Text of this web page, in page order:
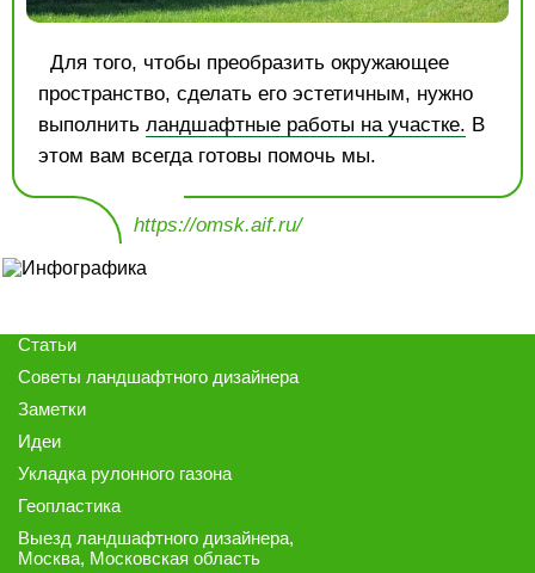
Для того, чтобы преобразить окружающее
пространство, сделать его эстетичным, нужно
выполнить ландшафтные работы на участке. В
этом вам всегда готовы помочь мы.
https://omsk.aif.ru/
Статьи
Советы ландшафтного дизайнера
Заметки
Идеи
Укладка рулонного газона
Геопластика
Выезд ландшафтного дизайнера,
Москва, Московская область